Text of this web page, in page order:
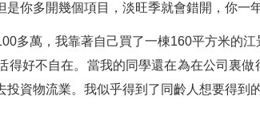
你多開幾個項目，淡旺季就會錯開，你一
多萬，我靠著自己買了一棟160平方米的
得好不自在。當我的同學還在為在公司裏
資物流業。我似乎得到了同齡人想要得到